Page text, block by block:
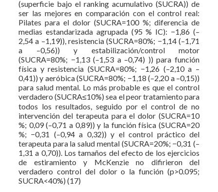
(superficie bajo el ranking acumulativo (SUCRA)) de
ser las mejores en comparación con el control real:
Pilates para el dolor (SUCRA=100 %; diferencia de
medias estandarizada agrupada (95 % IC): −1,86 (–
2,54 a –1,19)), resistencia (SUCRA=80%; −1,14 (–1,71
a –0,56)) y estabilización/control motor
(SUCRA=80%; −1,13 (–1,53 a –0,74) )) para función
física y resistencia (SUCRA=80%; −1,26 (–2,10 a –
0,41)) y aeróbica (SUCRA=80%; −1,18 (–2,20 a –0,15))
para salud mental. Lo más probable es que el control
verdadero (SUCRA≤10%) sea el peor tratamiento para
todos los resultados, seguido por el control de no
intervención del terapeuta para el dolor (SUCRA=10
%; 0,09 (–0,71 a 0,89)) y la función física (SUCRA=20
%; −0,31 (–0,94 a 0,32)) y el control práctico del
terapeuta para la salud mental (SUCRA=20%; −0,31 (–
1,31 a 0,70)). Los tamaños del efecto de los ejercicios
de estiramiento y McKenzie no difirieron del
verdadero control del dolor o la función (p>0.095;
SUCRA<40%) (17)